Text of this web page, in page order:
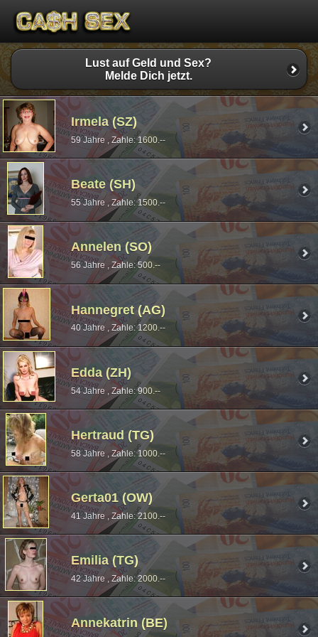
Lust auf Geld und Sex?
Melde Dich jetzt.
Irmela (SZ)
59 Jahre , Zahle: 1600.--
Beate (SH)
55 Jahre , Zahle: 1500.--
Annelen (SO)
56 Jahre , Zahle: 500.--
Hannegret (AG)
40 Jahre , Zahle: 1200.--
Edda (ZH)
54 Jahre , Zahle: 900.--
Hertraud (TG)
58 Jahre , Zahle: 1000.--
Gerta01 (OW)
41 Jahre , Zahle: 2100.--
Emilia (TG)
42 Jahre , Zahle: 2000.--
Annekatrin (BE)